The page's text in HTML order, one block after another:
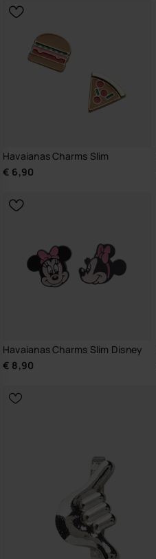
Havaianas Charms Slim
€ 6,90
Havaianas Charms Slim Disney
€ 8,90